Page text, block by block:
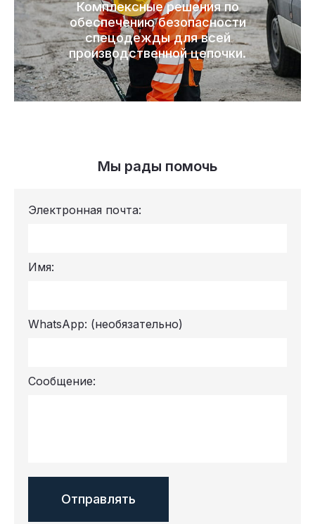
Комплексные решения по
обеспечению безопасности
спецодежды для всей
производственной цепочки.
Мы рады помочь
Электронная почта:
Имя:
WhatsApp: (необязательно)
Сообщение: